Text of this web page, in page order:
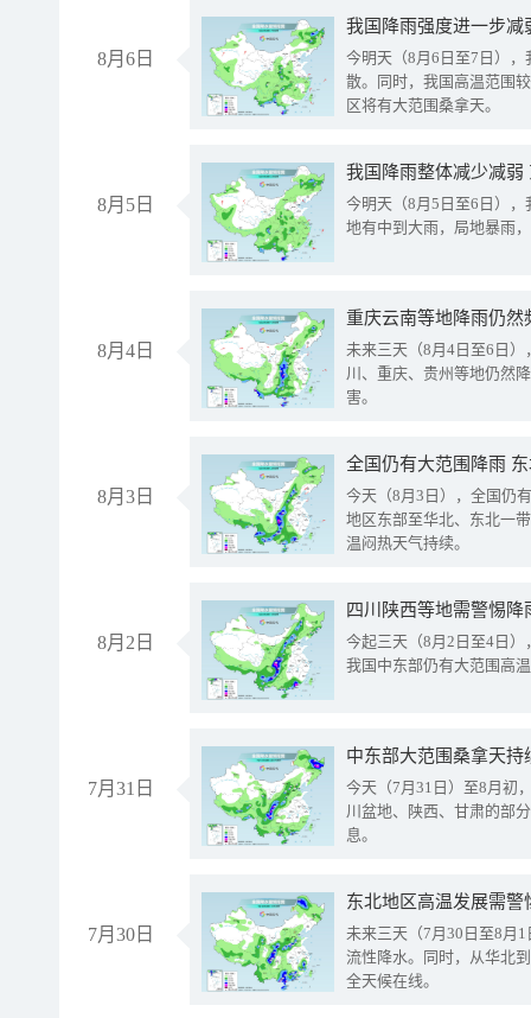
8月6日
今明天（8月6日至7日）
散。同时，我国高温范围
区将有大范围桑拿天。
8月5日
我国降雨整体减少减弱
今明天（8月5日至6日）
地有中到大雨，局地暴雨
8月4日
重庆云南等地降雨仍然
未来三天（8月4日至6日
川、重庆、贵州等地仍然
害。
8月3日
全国仍有大范围降雨
今天（8月3日），全国仍
地区东部至华北、东北一
温闷热天气持续。
8月2日
今起三天（8月2日至4日
我国中东部仍有大范围高
7月31日
中东部大范围桑拿天
今天（7月31日）至8月初
川盆地、陕西、甘肃的部
息。
7月30日
东北地区高温发展需
未来三天（7月30日至8月
流性降水。同时，从华北
全天候在线。